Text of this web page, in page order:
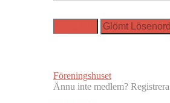
Föreningshuset
Ännu inte medlem?